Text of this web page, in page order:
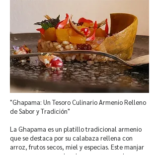
"Ghapama: Un Tesoro Culinario Armenio Relleno
de Sabor y Tradición"
La Ghapama es un platillo tradicional armenio
que se destaca por su calabaza rellena con
arroz, frutos secos, miel y especias. Este manjar